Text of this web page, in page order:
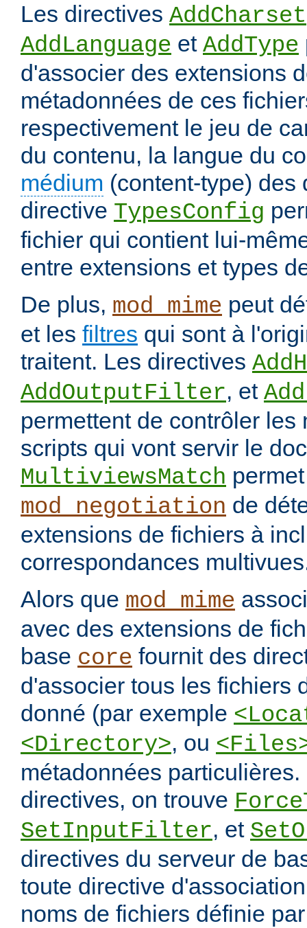
Les directives AddCharset
AddLanguage et AddType
d'associer des extensions
métadonnées de ces
respectivement le jeu de
du contenu, la langue du
médium (content-type) des
directive TypesConfig
fichier qui contient lui-
entre extensions et types
De plus, mod_mime peut
et les filtres qui sont à
traitent. Les directives
AddOutputFilter, et
permettent de contrôler les
scripts qui vont servir le
MultiviewsMatch
mod_negotiation de
extensions de fichiers à
correspondances
Alors que mod_mime
avec des extensions de
base core fournit des
d'associer tous les fichiers
donné (par exemple
<Directory>, ou
métadonnées
directives, on trouve
SetInputFilter, et
directives du serveur de
toute directive
noms de fichiers définie